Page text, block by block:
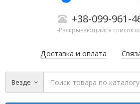
+38-099-961-
-Раскрывающийся список
Доставка и оплата
Везде